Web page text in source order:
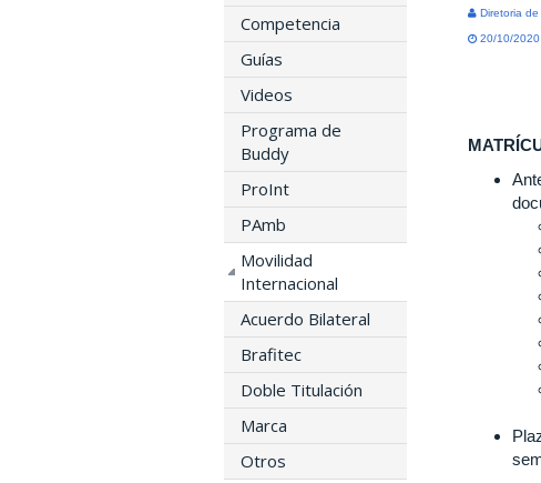
Competencia
Guías
Videos
Programa de
Buddy
ProInt
PAmb
Movilidad
Internacional
Acuerdo Bilateral
Brafitec
Doble Titulación
Marca
Otros
Diretoria
20/10/